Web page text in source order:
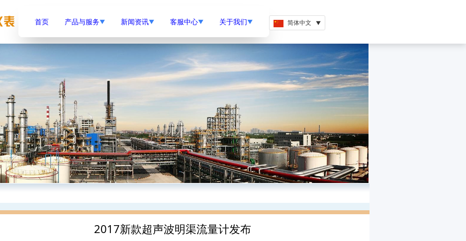
首页 产品与服务▼ 新闻资讯▼ 客服中心▼ 关于我们▼ 简体中文 ▼
2017新款超声波明渠流量计发布